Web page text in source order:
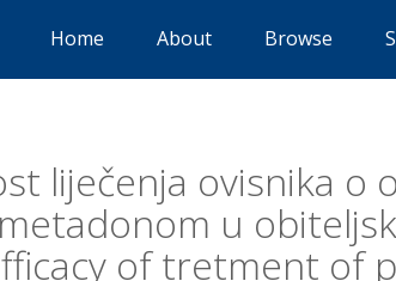
Home About Browse
liječenja ovisnika o
u
of tretment of